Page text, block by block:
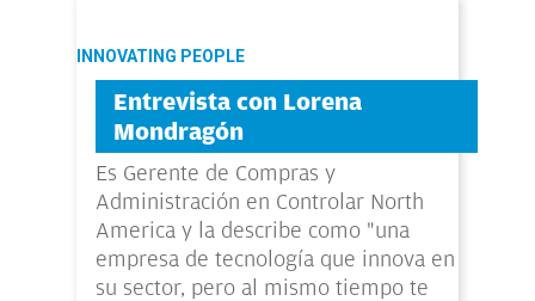
INNOVATING PEOPLE
Entrevista con Lorena
Mondragón
Es Gerente de Compras y
Administración en Controlar North
America y la describe como "una
empresa de tecnología que innova en
su sector, pero al mismo tiempo te